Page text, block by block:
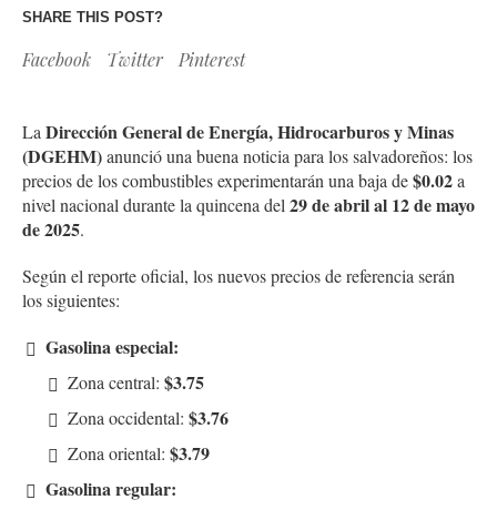
SHARE THIS POST?
Facebook Twitter Pinterest
LaDirección General de Energía, Hidrocarburos y Minas
(DGEHM)anunció una buena noticia para los salvadoreños: los
precios de los combustibles experimentarán una baja de$0.02a
nivel nacional durante la quincena del29 de abril al 12 de mayo
de 2025.
Según el reporte oficial, los nuevos precios de referencia serán
los siguientes:
Gasolina especial:
Zona central: $3.75
Zona occidental: $3.76
Zona oriental: $3.79
Gasolina regular: